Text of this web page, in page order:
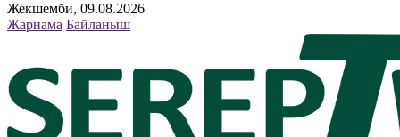
Жекшемби, 09.08.2026
Жарнама Байланыш